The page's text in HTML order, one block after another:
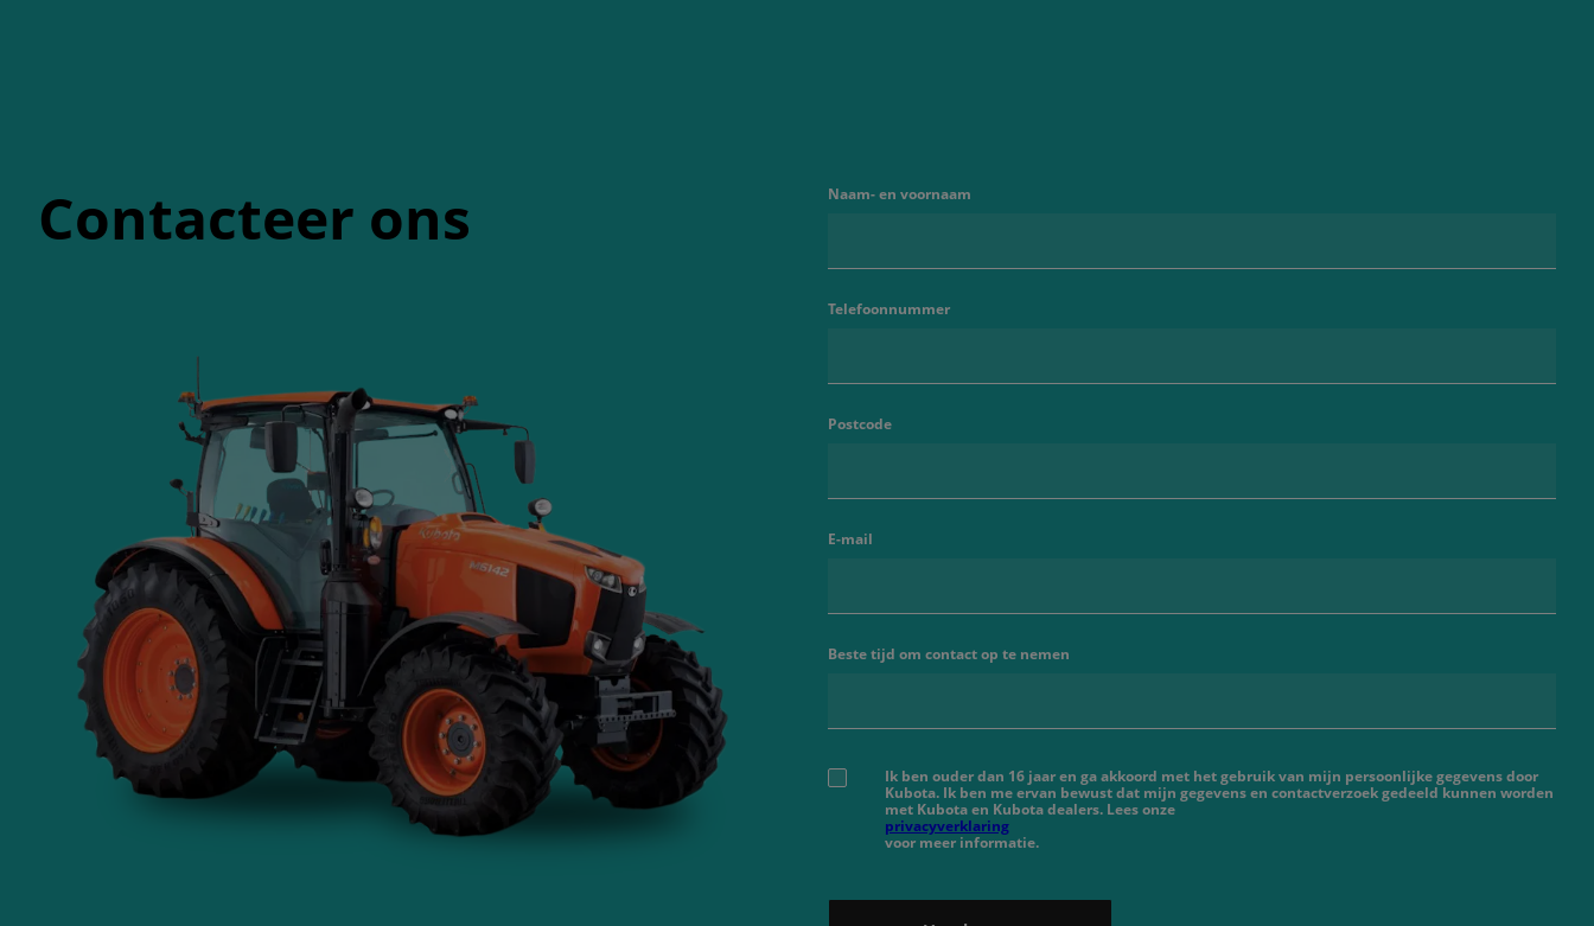
Contacteer ons Naam- en voornaam
Telefoonnummer
Postcode
E-mail
Beste tijd om contact op te nemen
Ik ben ouder dan 16 jaar en ga akkoord met het gebruik van mijn persoonlijke gegevens door
Kubota. Ik ben me ervan bewust dat mijn gegevens en contactverzoek gedeeld kunnen worden
met Kubota en Kubota dealers. Lees onze
privacyverklaring
voor meer informatie.